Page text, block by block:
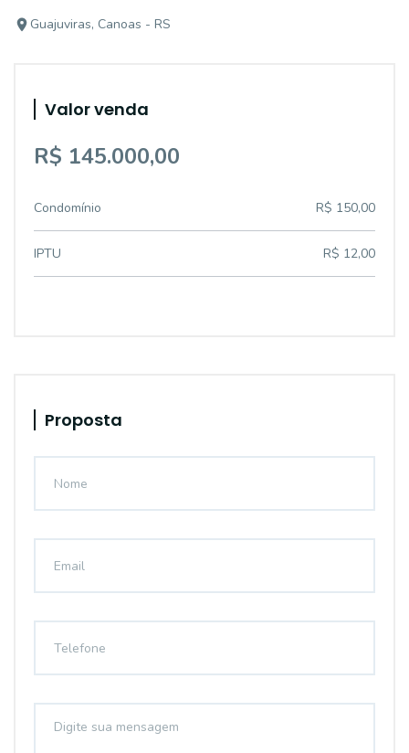
Guajuviras, Canoas - RS
Valor venda
R$ 145.000,00
Condomínio R$ 150,00
IPTU R$ 12,00
Proposta